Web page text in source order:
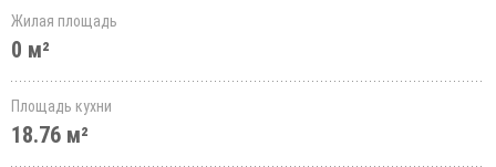
Жилая площадь
0 м²
Площадь кухни
18.76 м²